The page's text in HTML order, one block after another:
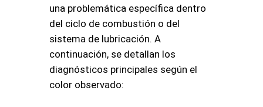
una problemática específica dentro
del ciclo de combustión o del
sistema de lubricación. A
continuación, se detallan los
diagnósticos principales según el
color observado: